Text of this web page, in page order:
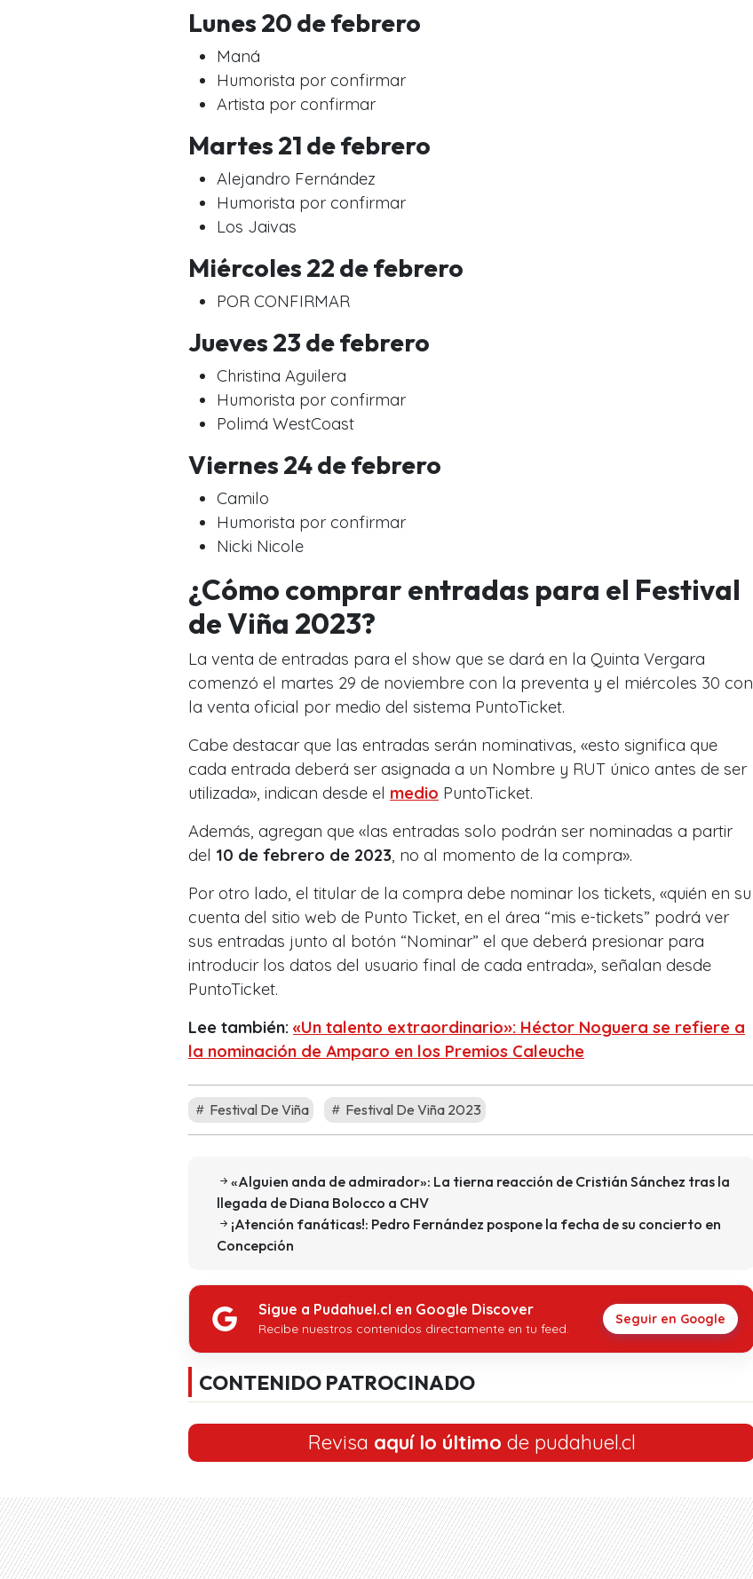
Lunes 20 de febrero
Maná
Humorista por confirmar
Artista por confirmar
Martes 21 de febrero
Alejandro Fernández
Humorista por confirmar
Los Jaivas
Miércoles 22 de febrero
POR CONFIRMAR
Jueves 23 de febrero
Christina Aguilera
Humorista por confirmar
Polimá WestCoast
Viernes 24 de febrero
Camilo
Humorista por confirmar
Nicki Nicole
¿Cómo comprar entradas para el Festival
de Viña 2023?
La venta de entradas para el show que se dará en la Quinta Vergara
comenzó el martes 29 de noviembre con la preventa y el miércoles 30 con
la venta oficial por medio del sistema PuntoTicket.
Cabe destacar que las entradas serán nominativas, «esto significa que
cada entrada deberá ser asignada a un Nombre y RUT único antes de ser
utilizada», indican desde el medio PuntoTicket.
Además, agregan que «las entradas solo podrán ser nominadas a partir
del 10 de febrero de 2023 , no al momento de la compra».
Por otro lado, el titular de la compra debe nominar los tickets, «quién en su
cuenta del sitio web de Punto Ticket, en el área “mis e-tickets” podrá ver
sus entradas junto al botón “Nominar” el que deberá presionar para
introducir los datos del usuario final de cada entrada», señalan desde
PuntoTicket.
Lee también: «Un talento extraordinario»: Héctor Noguera se refiere a
la nominación de Amparo en los Premios Caleuche
Festival De Viña Festival De Viña 2023
«Alguien anda de admirador»: La tierna reacción de Cristián Sánchez tras la
llegada de Diana Bolocco a CHV
¡Atención fanáticas!: Pedro Fernández pospone la fecha de su concierto en
Concepción
Sigue a Pudahuel.cl en Google Discover
Recibe nuestros contenidos directamente en tu feed.
Seguir en Google
CONTENIDO PATROCINADO
Revisa aquí lo último de pudahuel.cl